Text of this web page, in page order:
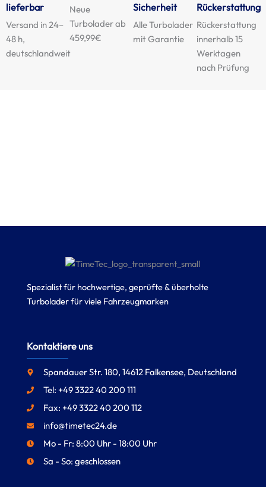
lieferbar
Versand in 24–
48 h,
deutschlandweit
Neue
Turbolader ab
459,99€
Sicherheit
Alle Turbolader
mit Garantie
Rückerstattung
Rückerstattung
innerhalb 15
Werktagen
nach Prüfung
Spezialist für hochwertige, geprüfte & überholte
Turbolader für viele Fahrzeugmarken
Kontaktiere uns
Spandauer Str. 180, 14612 Falkensee, Deutschland
Tel: +49 3322 40 200 111
Fax: +49 3322 40 200 112
info@timetec24.de
Mo - Fr: 8:00 Uhr - 18:00 Uhr
Sa - So: geschlossen